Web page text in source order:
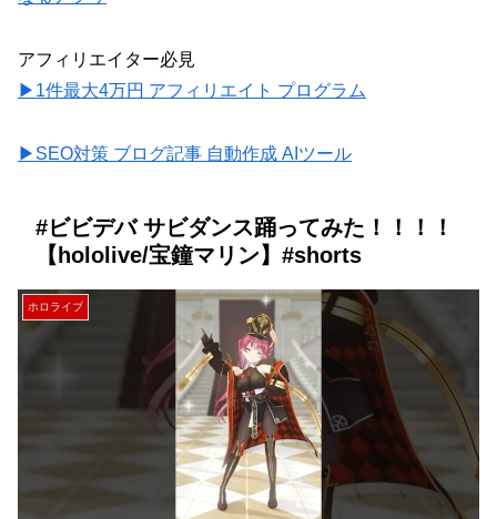
アフィリエイター必見
▶1件最大4万円 アフィリエイト プログラム
▶SEO対策 ブログ記事 自動作成 AIツール
#ビビデバ サビダンス踊ってみた！！！！
【hololive/宝鐘マリン】#shorts
ホロライブ